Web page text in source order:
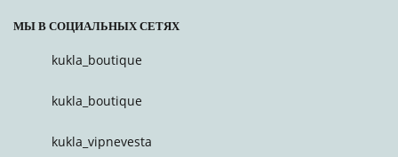
МЫ В СОЦИАЛЬНЫХ СЕТЯХ
kukla_boutique
kukla_boutique
kukla_vipnevesta